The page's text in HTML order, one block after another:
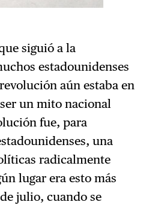
siguió a la
estadounidenses
aún estaba en
un mito nacional
fue, para
una
radicalmente
lugar era esto más
julio, cuando se